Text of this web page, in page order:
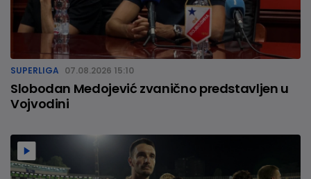
SUPERLIGA 07.08.2026 15:10
Slobodan Medojević zvanično predstavljen u
Vojvodini